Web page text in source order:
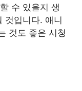
수 있을지 생
것입니다. 애니
것도 좋은 시청